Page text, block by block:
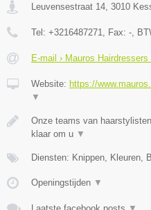
Leuvensestraat 14 3010
Tel: +3216487271 , Fax: - ,
E-mail › Mauros
Website: https://
▼
Onze teams van
klaar om u ▼
Diensten: Knippen, Kleuren,
Openingstijden ▼